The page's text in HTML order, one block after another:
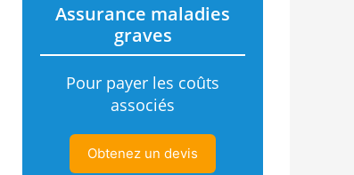
Assurance maladies
graves
Pour payer les coûts
associés
Obtenez un devis